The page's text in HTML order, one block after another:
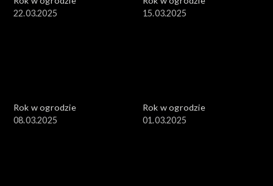
22.03.2025
15.03.2025
Rok w ogrodzie
08.03.2025
Rok w ogrodzie
01.03.2025